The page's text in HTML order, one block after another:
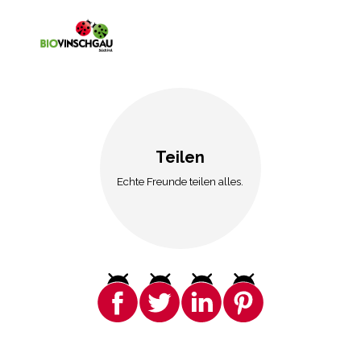
Teilen
Echte Freunde teilen alles.